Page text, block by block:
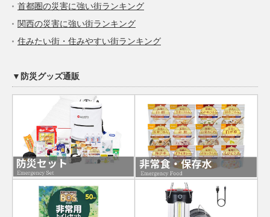
首都圏の災害に強い街ランキング
関西の災害に強い街ランキング
住みたい街・住みやすい街ランキング
▼防災グッズ通販